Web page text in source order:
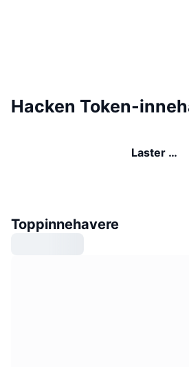
Hacken Token-
Laster …
Toppinnehavere